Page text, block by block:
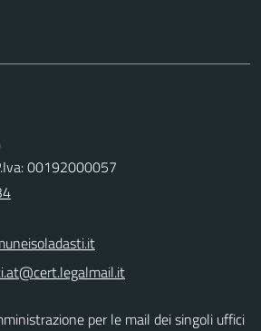
00192000057
per le mail dei singoli uffici